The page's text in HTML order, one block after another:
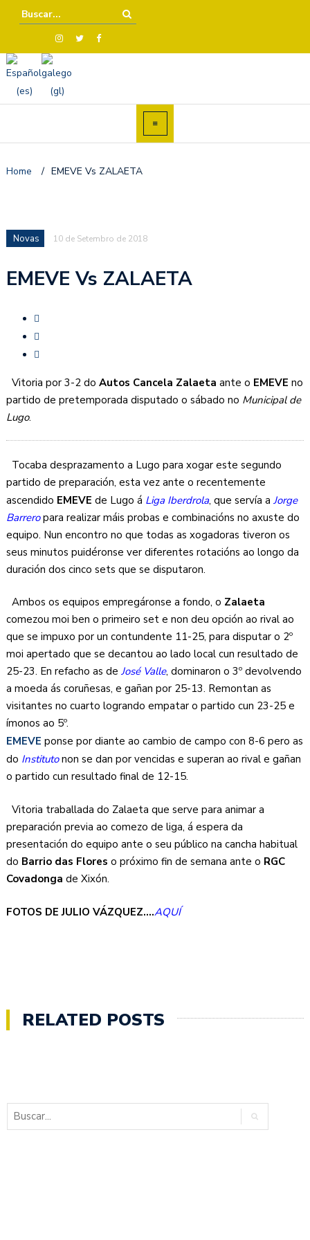
Home / EMEVE Vs ZALAETA
Novas 10 de Setembro de 2018
EMEVE Vs ZALAETA
Vitoria por 3-2 doAutos Cancela Zalaeta ante o EMEVE no
partido de pretemporada disputado o sábado no Municipal de
Lugo.
Tocaba desprazamento a Lugo para xogar este segundo
partido de preparación, esta vez ante o recentemente
ascendido EMEVE de Lugo á Liga Iberdrola, que servía a Jorge
Barreropara realizar máis probas e combinacións no axuste do
equipo. Nun encontro no que todas as xogadoras tiveron os
seus minutos puidéronse ver diferentes rotacións ao longo da
duración dos cinco sets que se disputaron.
Ambos os equipos empregáronse a fondo, o Zalaeta
comezou moi ben o primeiro set e non deu opción ao rival ao
que se impuxo por un contundente 11-25, para disputar o 2º
moi apertado que se decantou ao lado local cun resultado de
25-23. En refacho as deJosé Valle, dominaron o 3º devolvendo
a moeda ás coruñesas, e gañan por 25-13. Remontan as
visitantes no cuarto logrando empatar o partido cun 23-25 e
ímonos ao 5º.
EMEVE ponse por diante ao cambio de campo con 8-6 pero as
do Institutonon se dan por vencidas e superan ao rival e gañan
o partido cun resultado final de 12-15.
Vitoria traballada do Zalaeta que serve para animar a
preparación previa ao comezo de liga, á espera da
presentación do equipo ante o seu público na cancha habitual
do Barrio das Flores o próximo fin de semana ante o RGC
Covadonga de Xixón.
FOTOS DE JULIO VÁZQUEZ….AQUÍ
RELATED POSTS